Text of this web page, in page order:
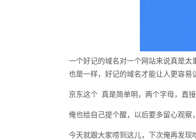
一个好记的域名对一个网站来说真是
也是一样，好记的域名才能让人更容易
京东这个 真是简单明，两个字母，直
俺也给自己提个醒，以后要多留心观察
今天就跟大家唠到这儿，下次俺再发现